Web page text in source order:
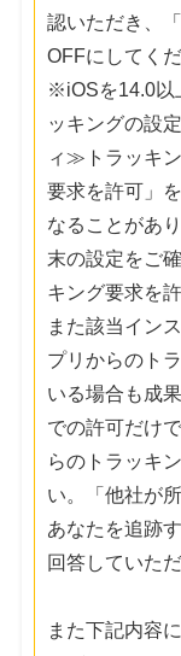
認いただき、
OFFにしてくだ
※iOSを14.0以
ッキングの設
ィ≫トラッキ
要求を許可」
なることがあ
末の設定をご
キング要求を
また該当イン
プリからのト
いる場合も成
での許可だけ
らのトラッキ
い。「他社が
あなたを追跡
回答していた
また下記内容